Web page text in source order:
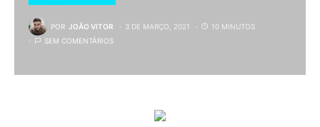
POR JOÃO VITOR 3 DE MARÇO, 2021
10 MINUTOS
SEM COMENTÁRIOS